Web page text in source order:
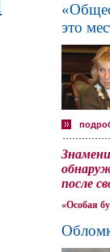
это
после
«Особая